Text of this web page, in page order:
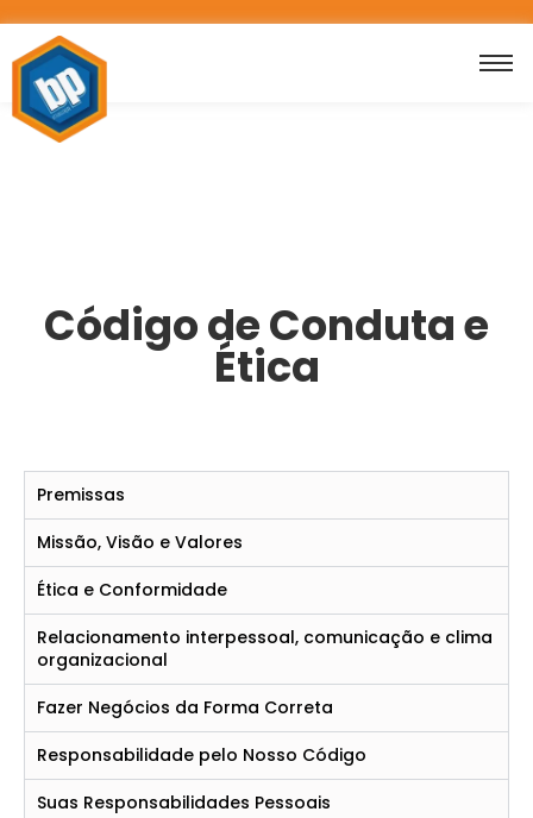
Código de Conduta e
Ética
Premissas
Missão, Visão e Valores
Ética e Conformidade
Relacionamento interpessoal, comunicação e clima
organizacional
Fazer Negócios da Forma Correta
Responsabilidade pelo Nosso Código
Suas Responsabilidades Pessoais